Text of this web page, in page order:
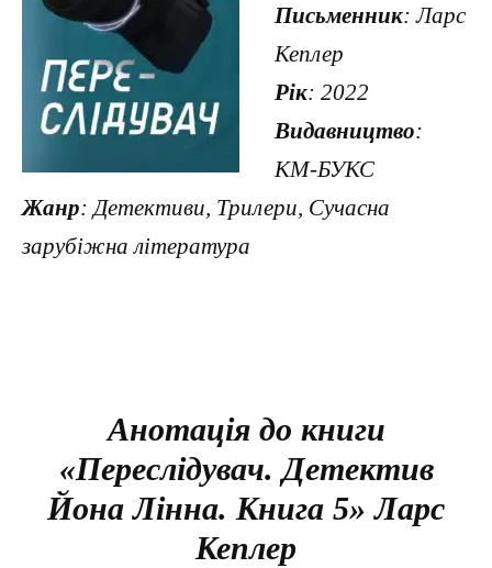
Письменник: Ларс
Кеплер
Рік: 2022
Видавництво:
КМ-БУКС
Жанр: Детективи, Трилери, Сучасна
зарубіжна література
Анотація до книги
«Переслідувач. Детектив
Йона Лінна. Книга 5» Ларс
Кеплер